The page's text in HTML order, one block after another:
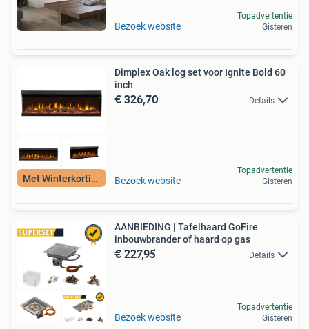
Bezoek website
Topadvertentie
Gisteren
Met Winterkorting
Dimplex Oak log set voor Ignite Bold 60
inch
€ 326,70 Details
Bezoek website
Topadvertentie
Gisteren
AANBIEDING | Tafelhaard GoFire
inbouwbrander of haard op gas
€ 227,95 Details
Bezoek website
Topadvertentie
Gisteren